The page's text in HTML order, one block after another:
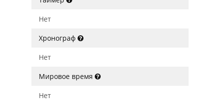
Нет
Хронограф
Нет
Мировое время
Нет